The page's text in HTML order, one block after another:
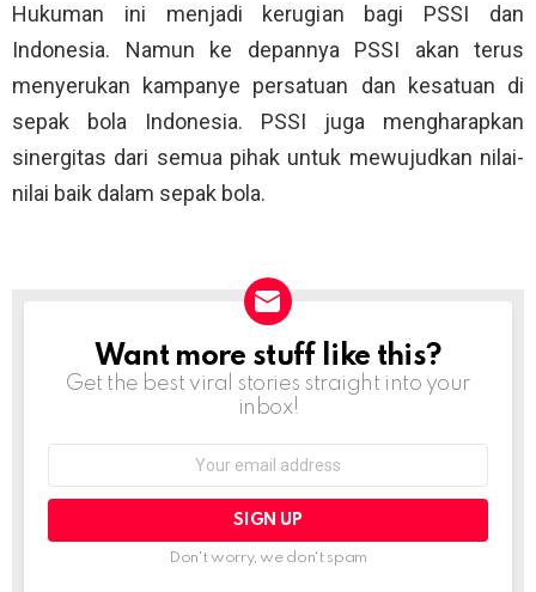
Hukuman ini menjadi kerugian bagi PSSI dan
Indonesia. Namun ke depannya PSSI akan terus
menyerukan kampanye persatuan dan kesatuan di
sepak bola Indonesia. PSSI juga mengharapkan
sinergitas dari semua pihak untuk mewujudkan nilai-
nilai baik dalam sepak bola.
NEWSLETTER
Want more stuff like this?
Get the best viral stories straight into your
inbox!
Don't worry, we don't spam